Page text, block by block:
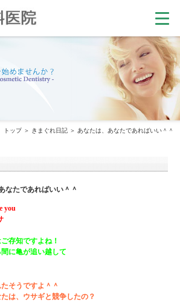
トップ きまぐれ日記 あなたは、あなたであればいい＾＾
なたであればいい＾＾
you
存知ですよね！
に亀が追い越して
そうですよ＾＾
は、ウサギと競争したの？